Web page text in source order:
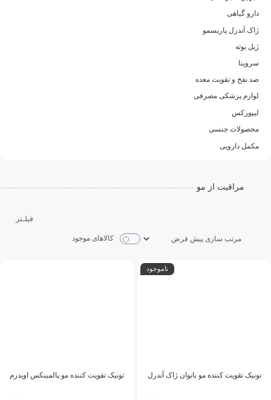
دارو گیاهی
ژاک آندرل پاریسمو
ژیل بوته
سروینا
ضد نفخ و تقویت معده
لوازم پزشکی مصرفی
لیپورکس
محصولات جنسی
مکمل دارویی
مراقبت از مو
فیلـتر
کالاهای موجود
ناموجود
تونیک تقویت کننده مو بانوان ژاک آندرل تونیک تقویت کننده مو پالمینکس اویدرم